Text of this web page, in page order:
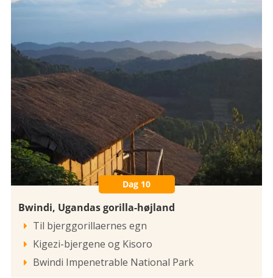
Dag 10
Bwindi, Ugandas gorilla-højland
 Til bjerggorillaernes egn
 Kigezi-bjergene og Kisoro
 Bwindi Impenetrable National Park